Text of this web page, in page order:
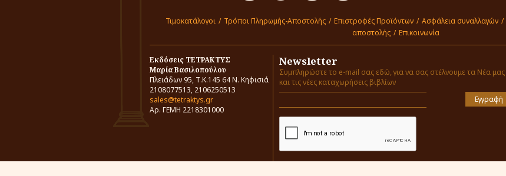
Τιμοκατάλογοι / Τρόποι Πληρωμής-Αποστολής / Επιστροφές Προϊόντων / Ασφάλεια συναλλαγών /
αποστολής / Επικοινωνία
Εκδόσεις ΤΕΤΡΑΚΤΥΣ
Μαρία Βασιλοπούλου
Πλειάδων 95, Τ.Κ.145 64 Ν. Κηφισιά
2108077513, 2106250513
sales@tetraktys.gr
Αρ. ΓΕΜΗ 2218301000
Newsletter
Συμπληρώστε το e-mail σας εδώ, για να σας στέλνουμε τα Νέα μας
και τις νέες καταχωρήσεις βιβλίων